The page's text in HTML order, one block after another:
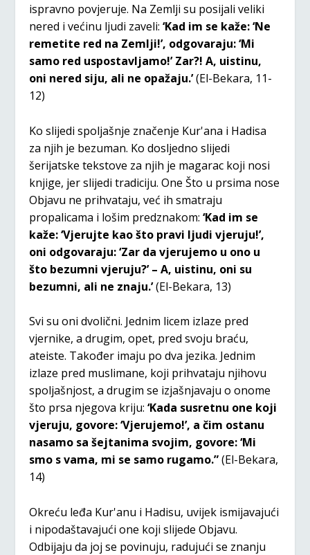
ispravno povjeruje. Na Zemlji su posijali veliki
nered i većinu ljudi zaveli:‘Kad im se kaže: ‘Ne
remetite red na Zemlji!’, odgovaraju: ‘Mi
samo red uspostavljamo!’ Zar?! A, uistinu,
oni nered siju, ali ne opažaju.’(El-Bekara, 11-
12)
Ko slijedi spoljašnje značenje Kur'ana i Hadisa
za njih je bezuman. Ko dosljedno slijedi
šerijatske tekstove za njih je magarac koji nosi
knjige, jer slijedi tradiciju. One Što u prsima nose
Objavu ne prihvataju, već ih smatraju
propalicama i lošim predznakom:‘Kad im se
kaže: ‘Vjerujte kao što pravi ljudi vjeruju!’,
oni odgovaraju: ‘Zar da vjerujemo u ono u
što bezumni vjeruju?’ – A, uistinu, oni su
bezumni, ali ne znaju.’(El-Bekara, 13)
Svi su oni dvolični. Jednim licem izlaze pred
vjernike, a drugim, opet, pred svoju braću,
ateiste. Također imaju po dva jezika. Jednim
izlaze pred muslimane, koji prihvataju njihovu
spoljašnjost, a drugim se izjašnjavaju o onome
što prsa njegova kriju:‘Kada susretnu one koji
vjeruju, govore: ‘Vjerujemo!’, a čim ostanu
nasamo sa šejtanima svojim, govore: ‘Mi
smo s vama, mi se samo rugamo.”(El-Bekara,
14)
Okreću leđa Kur'anu i Hadisu, uvijek ismijavajući
i nipodaštavajući one koji slijede Objavu.
Odbijaju da joj se povinuju, radujući se znanju